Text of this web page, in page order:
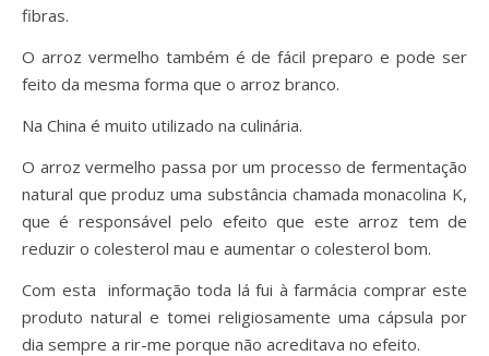
fibras.
O arroz vermelho também é de fácil preparo e pode ser
feito da mesma forma que o arroz branco.
Na China é muito utilizado na culinária.
O arroz vermelho passa por um processo de fermentação
natural que produz uma substância chamada monacolina K,
que é responsável pelo efeito que este arroz tem de
reduzir o colesterol mau e aumentar o colesterol bom.
Com esta informação toda lá fui à farmácia comprar este
produto natural e tomei religiosamente uma cápsula por
dia sempre a rir-me porque não acreditava no efeito.